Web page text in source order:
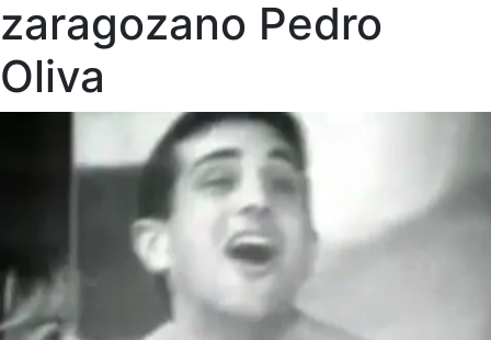
zaragozano Pedro
Oliva